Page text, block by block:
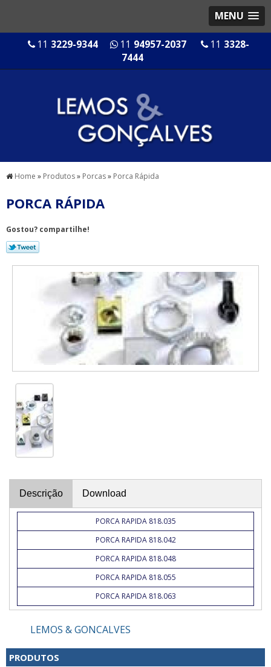
MENU
11 3229-9344 11 94957-2037 11 3328-
7444
Home » Produtos» Porcas» Porca Rápida
PORCA RÁPIDA
Gostou? compartilhe!
Descrição Download
PORCA RAPIDA 818.035
PORCA RAPIDA 818.042
PORCA RAPIDA 818.048
PORCA RAPIDA 818.055
PORCA RAPIDA 818.063
LEMOS & GONCALVES
PRODUTOS